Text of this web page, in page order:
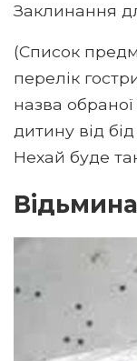
Заклинання
(Список
перелік
назва
дитину від
Нехай буде